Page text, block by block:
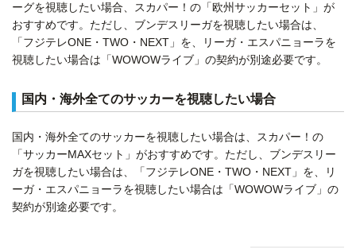
ーグを視聴したい場合、スカパー！の「欧州サッカーセット」が
おすすめです。ただし、ブンデスリーガを視聴したい場合は、
「フジテレONE・TWO・NEXT」を、リーガ・エスパニョーラを
視聴したい場合は「WOWOWライブ」の契約が別途必要です。
国内・海外全てのサッカーを視聴したい場合
国内・海外全てのサッカーを視聴したい場合は、スカパー！の
「サッカーMAXセット」がおすすめです。ただし、ブンデスリー
ガを視聴したい場合は、「フジテレONE・TWO・NEXT」を、リ
ーガ・エスパニョーラを視聴したい場合は「WOWOWライブ」の
契約が別途必要です。